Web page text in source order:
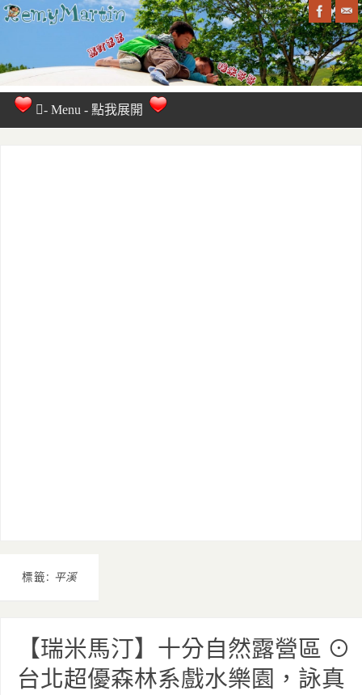
標籤: 平溪
【瑞米馬汀】十分自然露營區 ⊙
台北超優森林系戲水樂園，詠真